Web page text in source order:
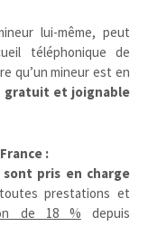
lui-même, peut
téléphonique de
qu’un mineur est en
gratuit et joignable
:
sont pris en charge
prestations et
de 18 % depuis